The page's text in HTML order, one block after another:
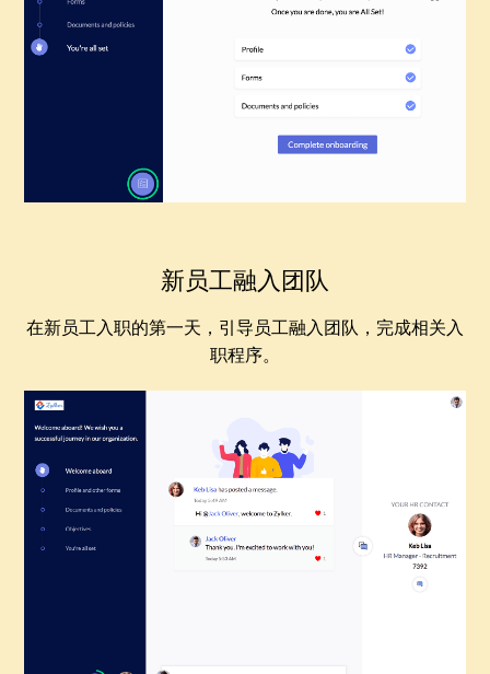
新员工融入团队
在新员工入职的第一天，引导员工融入团队，完成相关入
职程序。